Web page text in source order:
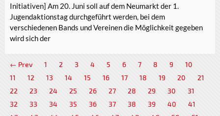
Initiativen] Am 20. Juni soll auf dem Neumarkt der 1.
Jugendaktionstag durchgeführt werden, bei dem
verschiedenen Bands und Vereinen die Möglichkeit gegeben
wird sich der
← Prev 1 2 3 4 5 6 7 8 9
10
11
12 13 14 15 16 17 18 19 20
21
22
23 24 25 26 27 28 29 30
31
32
33 34 35 36 37 38 39 40
41